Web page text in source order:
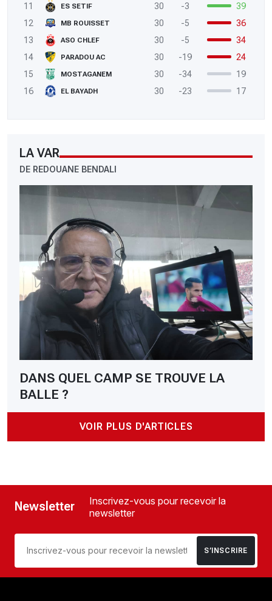
11
ES SETIF 30 -3
39
12
MB ROUISSET 30 -5
36
13
ASO CHLEF 30 -5
34
14
PARADOU AC 30 -19
24
15
MOSTAGANEM 30 -34
19
16
EL BAYADH 30 -23 17
LA VAR
DE REDOUANE BENDALI
DANS QUEL CAMP SE TROUVE LA
BALLE ?
VOIR PLUS D'ARTICLES
Newsletter
Inscrivez-vous pour recevoir la
newsletter
S’INSCRIRE